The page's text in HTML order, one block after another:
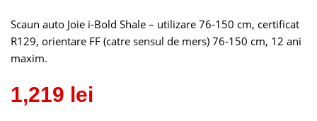
Scaun auto Joie i-Bold Shale – utilizare 76-150 cm, certificat
R129, orientare FF (catre sensul de mers) 76-150 cm, 12 ani
maxim.
1,219 lei